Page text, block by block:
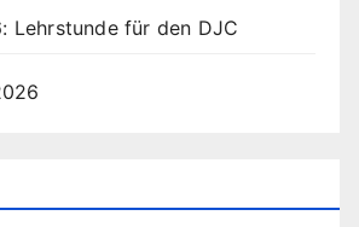
Lehrstunde für den DJC